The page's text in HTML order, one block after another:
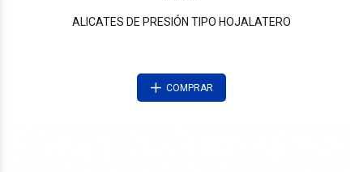
ALICATES DE PRESIÓN TIPO HOJALATERO
COMPRAR